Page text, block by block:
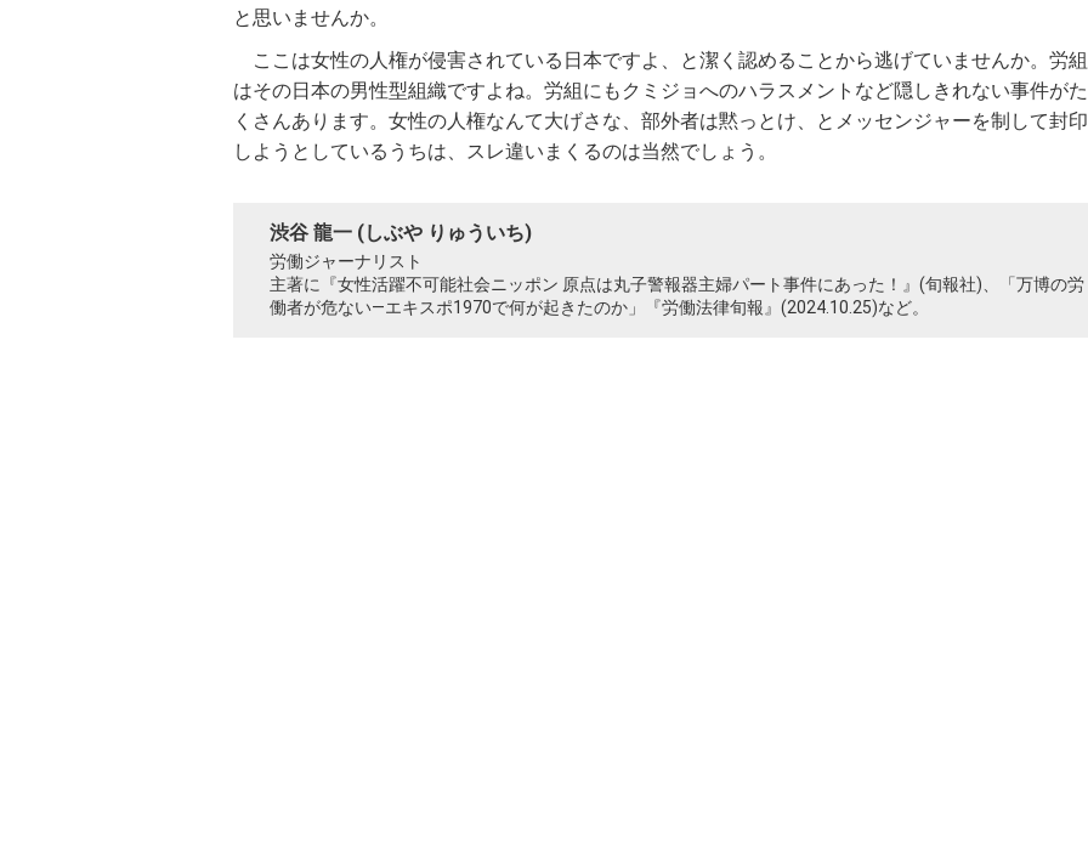
と思いませんか。
ここは女性の人権が侵害されている日本ですよ、と潔く認めることから逃げていませんか。労組
はその日本の男性型組織ですよね。労組にもクミジョへのハラスメントなど隠しきれない事件がた
くさんあります。女性の人権なんて大げさな、部外者は黙っとけ、とメッセンジャーを制して封印
しようとしているうちは、スレ違いまくるのは当然でしょう。
渋谷 龍一 (しぶや りゅういち)
労働ジャーナリスト
主著に『女性活躍不可能社会ニッポン 原点は丸子警報器主婦パート事件にあった！』(旬報社)、「万博の労
働者が危ない—エキスポ1970で何が起きたのか」『労働法律旬報』(2024.10.25)など。